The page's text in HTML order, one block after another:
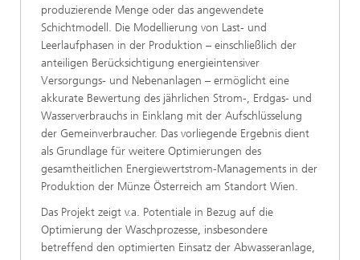
produzierende Menge oder das angewendete
Schichtmodell. Die Modellierung von Last- und
Leerlaufphasen in der Produktion – einschließlich der
anteiligen Berücksichtigung energieintensiver
Versorgungs- und Nebenanlagen – ermöglicht eine
akkurate Bewertung des jährlichen Strom-, Erdgas- und
Wasserverbrauchs in Einklang mit der Aufschlüsselung
der Gemeinverbraucher. Das vorliegende Ergebnis dient
als Grundlage für weitere Optimierungen des
gesamtheitlichen Energiewertstrom-Managements in der
Produktion der Münze Österreich am Standort Wien.
Das Projekt zeigt v.a. Potentiale in Bezug auf die
Optimierung der Waschprozesse, insbesondere
betreffend den optimierten Einsatz der Abwasseranlage,